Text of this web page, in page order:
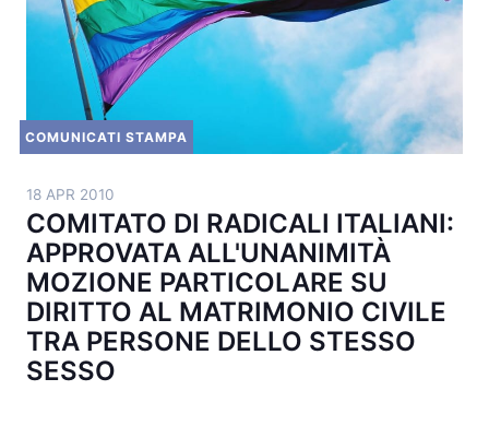
COMUNICATI STAMPA
18 APR 2010
COMITATO DI RADICALI ITALIANI:
APPROVATA ALL'UNANIMITÀ
MOZIONE PARTICOLARE SU
DIRITTO AL MATRIMONIO CIVILE
TRA PERSONE DELLO STESSO
SESSO